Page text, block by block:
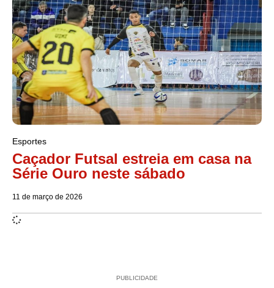
Esportes
Caçador Futsal estreia em casa na
Série Ouro neste sábado
11 de março de 2026
PUBLICIDADE